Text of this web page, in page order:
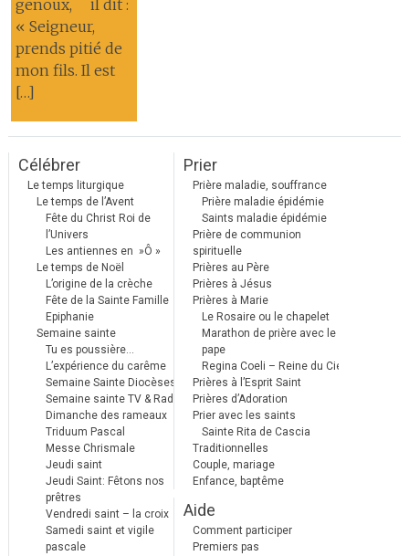
genoux, il dit :
« Seigneur,
prends pitié de
mon fils. Il est
[…]
Célébrer
Le temps liturgique
Le temps de l’Avent
Fête du Christ Roi de
l’Univers
Les antiennes en »Ô »
Le temps de Noël
L’origine de la crèche
Fête de la Sainte Famille
Epiphanie
Semaine sainte
Tu es poussière…
L’expérience du carême
Semaine Sainte Diocèses
Semaine sainte TV & Radio
Dimanche des rameaux
Triduum Pascal
Messe Chrismale
Jeudi saint
Jeudi Saint: Fêtons nos
prêtres
Vendredi saint – la croix
Samedi saint et vigile
pascale
Prier
Prière maladie, souffrance
Prière maladie épidémie
Saints maladie épidémie
Prière de communion
spirituelle
Prières au Père
Prières à Jésus
Prières à Marie
Le Rosaire ou le chapelet
Marathon de prière avec le
pape
Regina Coeli – Reine du Ciel
Prières à l’Esprit Saint
Prières d’Adoration
Prier avec les saints
Sainte Rita de Cascia
Traditionnelles
Couple, mariage
Enfance, baptême
Aide
Comment participer
Premiers pas